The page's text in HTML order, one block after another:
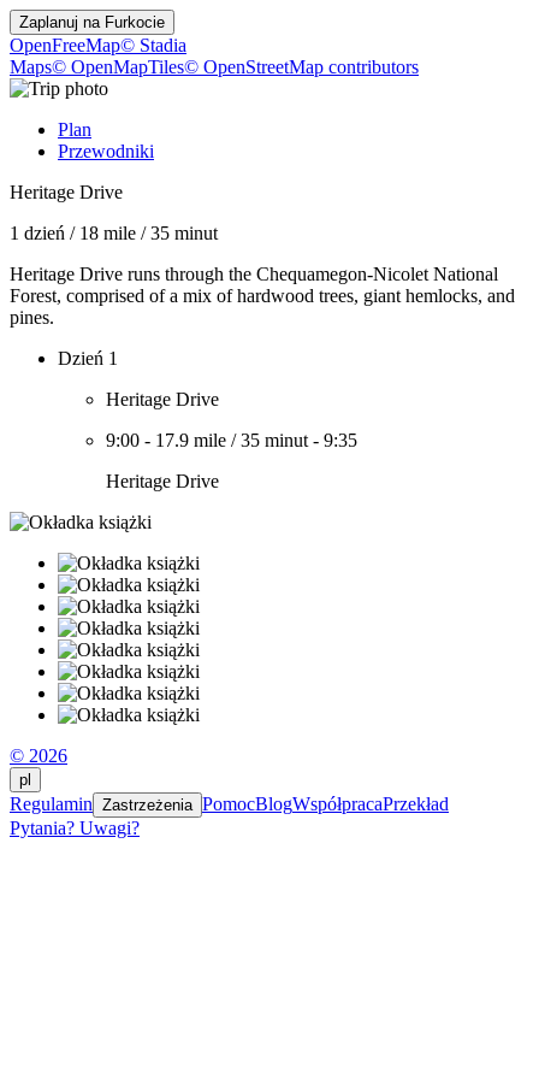
Zaplanuj na Furkocie
OpenFreeMap© Stadia
Maps© OpenMapTiles© OpenStreetMap contributors
Plan
Przewodniki
Heritage Drive
1 dzień / 18 mile /35 minut
Heritage Drive runs through the Chequamegon-Nicolet National
Forest, comprised of a mix of hardwood trees, giant hemlocks, and
pines.
Dzień 1
Heritage Drive
9:00 - 17.9 mile /35 minut - 9:35
Heritage Drive
© 2026
pl
Regulamin Zastrzeżenia PomocBlogWspółpracaPrzekład
Pytania? Uwagi?